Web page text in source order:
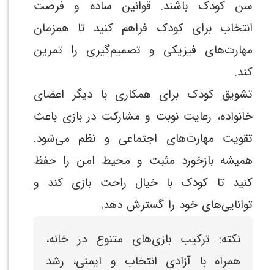
سن کودک باشند. قوانین ساده و فرصت
انتخاب برای کودک فراهم کنید تا همزمان
مهارت‌های فیزیکی و تصمیم‌گیری را تمرین
کند.
تشویق کودک برای همکاری با دیگر اعضای
خانواده، رعایت نوبت و مشارکت در بازی باعث
تقویت مهارت‌های اجتماعی و نظم می‌شود.
همیشه بازخورد مثبت و محیط امن را حفظ
کنید تا کودک با خیال راحت بازی کند و
توانایی‌های خود را گسترش دهد.
نکته: ترکیب بازی‌های متنوع در خانه،
همراه با آزادی انتخاب و ایمنی، رشد